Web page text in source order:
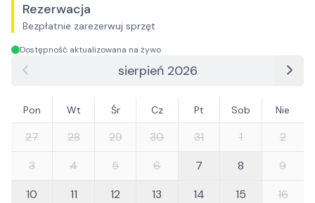
Rezerwacja
Bezpłatnie zarezerwuj sprzęt
Dostępność aktualizowana na żywo
sierpień 2026
Pon Wt Śr Cz Pt Sob Nie
27 28 29 30 31 1
2
3
4 5 6 7 8
9
10
11 12 13 14 15
16